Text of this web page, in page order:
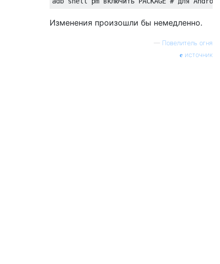
Изменения произошли бы немедленно.
— Повелитель огня
источник